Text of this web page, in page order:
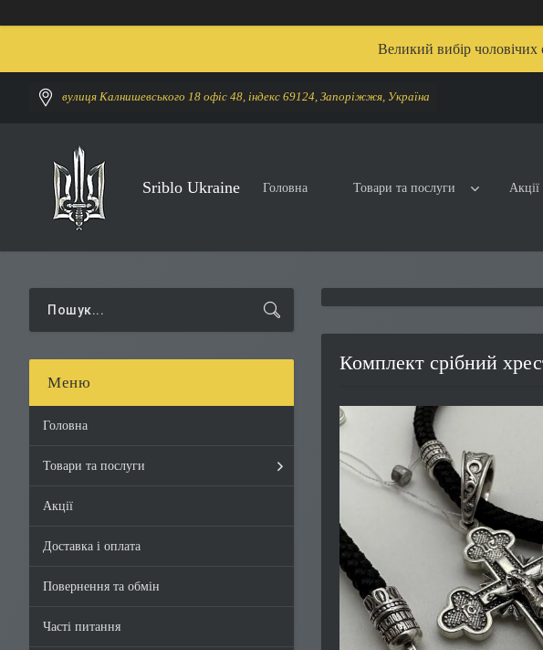
Великий вибір
вулиця Калнишевського 18 офіс 48, індекс 69124, Запоріжжя, Україна
Sriblo Ukraine Головна Товари та послуги Акції
Комплект срібний
Головна
Товари та послуги
Акції
Доставка і оплата
Повернення та обмін
Часті питання